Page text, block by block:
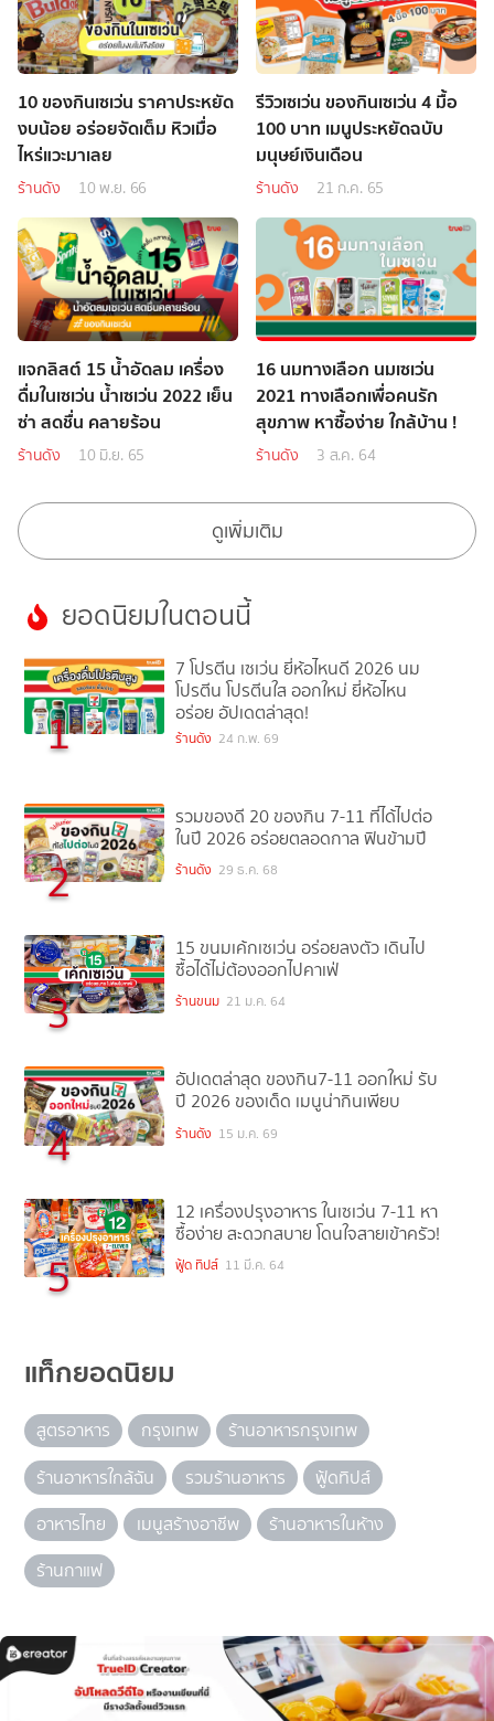
10 ของกินเซเว่น ราคาประหยัด
งบน้อย อร่อยจัดเต็ม หิวเมื่อ
ไหร่แวะมาเลย
ร้านดัง 10 พ.ย. 66
รีวิวเซเว่น ของกินเซเว่น 4 มื้อ
100 บาท เมนูประหยัดฉบับ
มนุษย์เงินเดือน
ร้านดัง 21 ก.ค. 65
แจกลิสต์ 15 น้ำอัดลม เครื่อง
ดื่มในเซเว่น น้ำเซเว่น 2022 เย็น
ซ่า สดชื่น คลายร้อน
ร้านดัง 10 มิ.ย. 65
16 นมทางเลือก นมเซเว่น
2021 ทางเลือกเพื่อคนรัก
สุขภาพ หาซื้อง่าย ใกล้บ้าน !
ร้านดัง 3 ส.ค. 64
ดูเพิ่มเติม
ยอดนิยมในตอนนี้
1
7 โปรตีน เซเว่น ยี่ห้อไหนดี 2026 นม
โปรตีน โปรตีนใส ออกใหม่ ยี่ห้อไหน
อร่อย อัปเดตล่าสุด!
ร้านดัง 24 ก.พ. 69
2
รวมของดี 20 ของกิน 7-11 ที่ได้ไปต่อ
ในปี 2026 อร่อยตลอดกาล ฟินข้ามปี
ร้านดัง 29 ธ.ค. 68
3
15 ขนมเค้กเซเว่น อร่อยลงตัว เดินไป
ซื้อได้ไม่ต้องออกไปคาเฟ่
ร้านขนม 21 ม.ค. 64
4
อัปเดตล่าสุด ของกิน7-11 ออกใหม่ รับ
ปี 2026 ของเด็ด เมนูน่ากินเพียบ
ร้านดัง 15 ม.ค. 69
5
12 เครื่องปรุงอาหาร ในเซเว่น 7-11 หา
ซื้อง่าย สะดวกสบาย โดนใจสายเข้าครัว!
ฟู้ด ทิปส์ 11 มี.ค. 64
แท็กยอดนิยม
สูตรอาหาร กรุงเทพ
ร้านอาหารกรุงเทพ
ร้านอาหารใกล้ฉัน
รวมร้านอาหาร
ฟู้ดทิปส์
อาหารไทย
เมนูสร้างอาชีพ
ร้านอาหารในห้าง
ร้านกาแฟ